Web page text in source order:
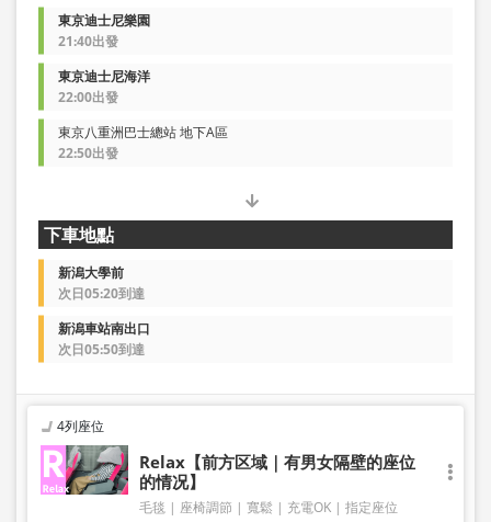
東京迪士尼樂園
21:40出發
東京迪士尼海洋
22:00出發
東京八重洲巴士總站 地下A區
22:50出發
下車地點
新潟大學前
次日05:20到達
新潟車站南出口
次日05:50到達
4列座位
Relax【前方区域｜有男女隔壁的座位
的情况】
毛毯 座椅調節 寬鬆 充電OK 指定座位